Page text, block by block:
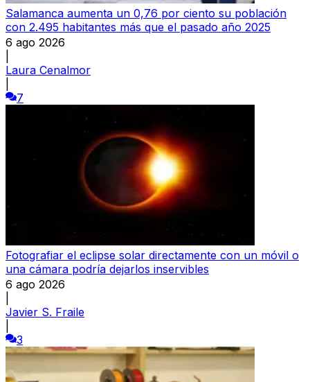
Salamanca aumenta un 0,76 por ciento su población
con 2.495 habitantes más que el pasado año 2025
6 ago 2026
Laura Cenalmor
7
Fotografiar el eclipse solar directamente con un móvil o
una cámara podría dejarlos inservibles
6 ago 2026
Javier S. Fraile
3